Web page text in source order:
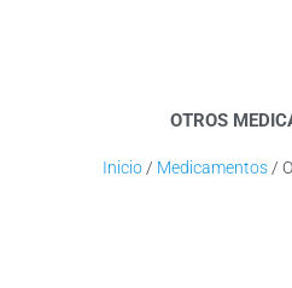
OTROS
Inicio / Medicamentos /